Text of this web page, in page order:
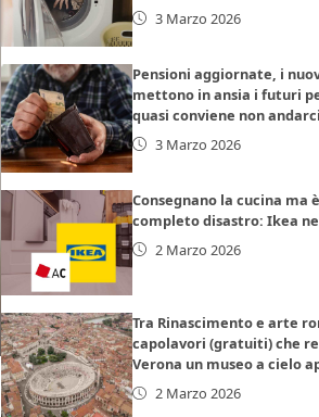
3 Marzo 2026
Pensioni aggiornate, i
mettono in ansia i futuri
quasi conviene non andarci
3 Marzo 2026
Consegnano la cucina ma
completo disastro: Ikea
2 Marzo 2026
Tra Rinascimento e arte
capolavori (gratuiti) che
Verona un museo a cielo
2 Marzo 2026